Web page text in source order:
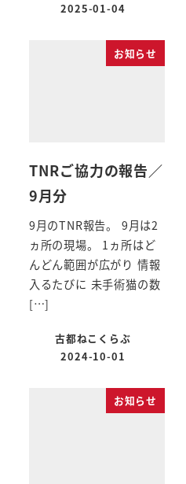
2025-01-04
お知らせ
TNRご協力の報告／
9月分
9月のTNR報告。 9月は2
ヵ所の現場。 1ヵ所はど
んどん範囲が広がり 情報
入るたびに 未手術猫の数
[…]
古都ねこくらぶ
2024-10-01
お知らせ